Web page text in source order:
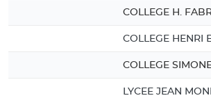
COLLEGE H.
COLLEGE HENRI
COLLEGE
LYCEE JEAN